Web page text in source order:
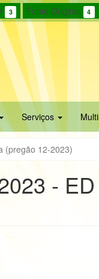
3 Fonte Original 4
Serviços
(pregão 12-2023)
-